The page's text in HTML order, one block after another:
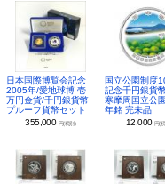
日本国際博覧会記念
2005年/愛地球博 壱
万円金貨/千円銀貨幣
プルーフ貨幣セット
355,000 円(税別)
国立公園制度
記念千円銀貨
寒摩周国立公
年銘 完未品
12,000 円(